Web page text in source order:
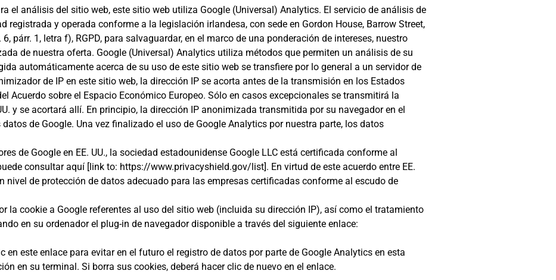
el análisis del sitio web, este sitio web utiliza Google (Universal) Analytics. El servicio de análisis de
registrada y operada conforme a la legislación irlandesa, con sede en Gordon House, Barrow Street,
párr. 1, letra f), RGPD, para salvaguardar, en el marco de una ponderación de intereses, nuestro
de nuestra oferta. Google (Universal) Analytics utiliza métodos que permiten un análisis de su
automáticamente acerca de su uso de este sitio web se transfiere por lo general a un servidor de
de IP en este sitio web, la dirección IP se acorta antes de la transmisión en los Estados
Acuerdo sobre el Espacio Económico Europeo. Sólo en casos excepcionales se transmitirá la
y se acortará allí. En principio, la dirección IP anonimizada transmitida por su navegador en el
de Google. Una vez finalizado el uso de Google Analytics por nuestra parte, los datos
de Google en EE. UU., la sociedad estadounidense Google LLC está certificada conforme al
consultar aquí [link to: https://www.privacyshield.gov/list]. En virtud de este acuerdo entre EE.
nivel de protección de datos adecuado para las empresas certificadas conforme al escudo de
la cookie a Google referentes al uso del sitio web (incluida su dirección IP), así como el tratamiento
en su ordenador el plug-in de navegador disponible a través del siguiente enlace:
en este enlace para evitar en el futuro el registro de datos por parte de Google Analytics en esta
en su terminal. Si borra sus cookies, deberá hacer clic de nuevo en el enlace.